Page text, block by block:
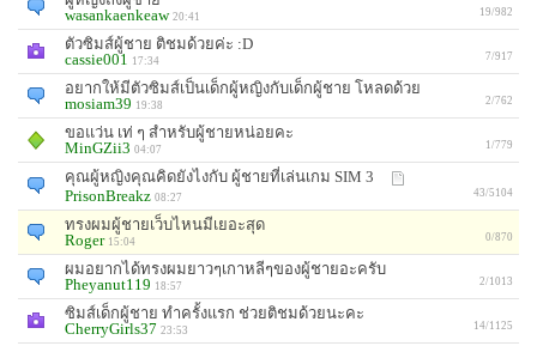
wasankaenkeaw 20:41 19/982
ตัวซิมส์ผู้ชาย ติชมด้วยค่ะ :D
cassie001
17:34 7/917
อยากให้มีตัวซิมส์เป็นเด็กผู้หญิงกับเด็กผู้ชาย โหลดด้วย
mosiam39 19:38 2/762
ขอแว่น เท่ ๆ สำหรับผู้ชายหน่อยคะ
MinGZii3 04:07 1/779
คุณผู้หญิงคุณคิดยังไงกับ ผู้ชายที่เล่นเกม SIM 3
PrisonBreakz 08:27 43/5104
ทรงผมผู้ชายเว็บไหนมีเยอะสุด
Roger 15:04 0/870
ผมอยากได้ทรงผมยาวๆเกาหลีๆของผู้ชายอะครับ
Pheyanut119 18:57 2/1013
ซิมส์เด็กผู้ชาย ทำครั้งแรก ช่วยติชมด้วยนะคะ
CherryGirls37 23:53 14/1125